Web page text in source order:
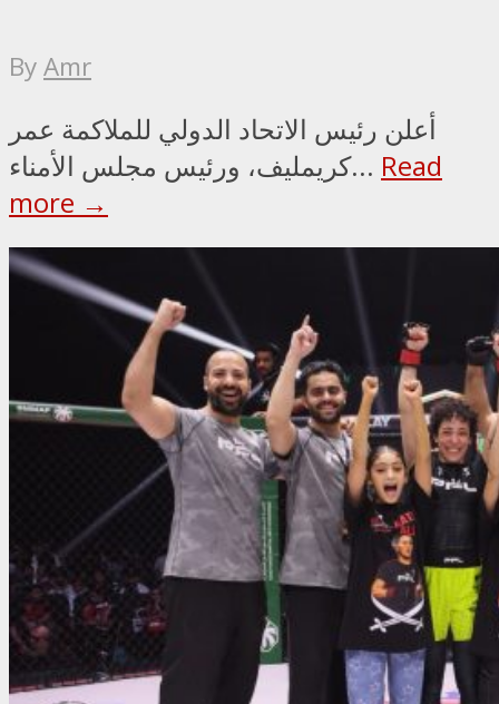
ByAmr
أعلن رئيس الاتحاد الدولي للملاكمة عمر
كريمليف، ورئيس مجلس الأمناء... Read
more →